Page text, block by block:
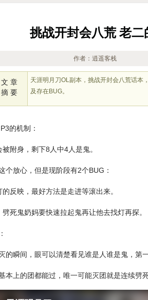
挑战开封会八荒 老
作者：逍遥客栈
文 章
摘 要
天涯明月刀OL副本，挑战开封会八荒话本
及存在BUG。
的机制：
附身，剩下8人中4人是鬼。
个放心，但是现阶段有2个BUG：
反映，最好方法是走进等滚出来。
死鬼奶妈要快速拉起鬼再让他去找灯再探。
的瞬间，眼可以清楚看见谁是人谁是鬼，第
本上的团都能过，唯一可能灭团就是连续劈